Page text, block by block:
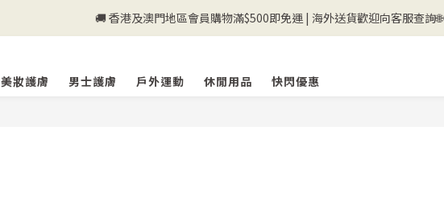
💰新登記會員即送50購物金💰
🚚 香港及澳門地區會員購物滿$500即免運 | 海外送貨歡迎向客服查詢🌐
美妝護膚 男士護膚 戶外運動 休閒用品 快閃優惠